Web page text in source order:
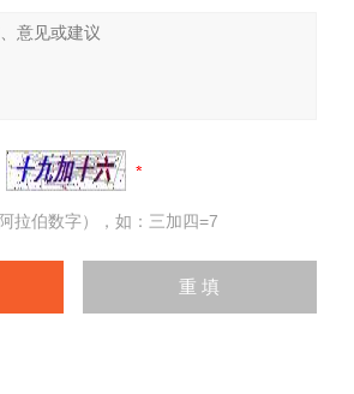
拉伯数字），如：三加四=7